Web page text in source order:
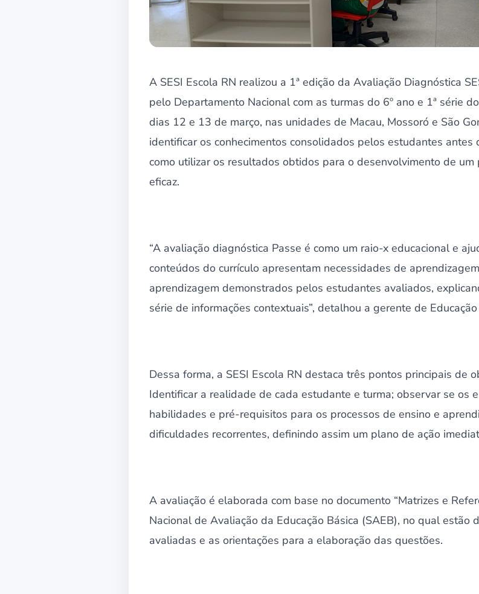
A SESI Escola RN realizou a 1ª edição da Avaliação Diagnóstica
pelo Departamento Nacional com as turmas do 6º ano e 1ª série
dias 12 e 13 de março, nas unidades de Macau, Mossoró e São
identificar os conhecimentos consolidados pelos estudantes antes
como utilizar os resultados obtidos para o desenvolvimento de
eficaz.
“A avaliação diagnóstica Passe é como um raio-x educacional e
conteúdos do currículo apresentam necessidades de
aprendizagem demonstrados pelos estudantes avaliados,
série de informações contextuais”, detalhou a gerente de
Dessa forma, a SESI Escola RN destaca três pontos principais de
Identificar a realidade de cada estudante e turma; observar se os
habilidades e pré-requisitos para os processos de ensino e
dificuldades recorrentes, definindo assim um plano de ação
A avaliação é elaborada com base no documento “Matrizes e
Nacional de Avaliação da Educação Básica (SAEB), no qual estão
avaliadas e as orientações para a elaboração das questões.